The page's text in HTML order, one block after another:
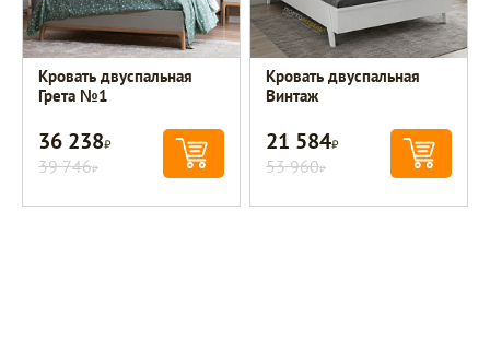
Кровать двуспальная
Грета №1
36 238Р
39 746Р
Кровать двуспальная
Винтаж
21 584Р
53 960Р